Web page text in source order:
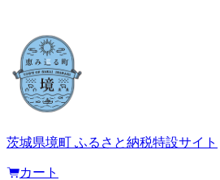
茨城県境町 ふるさと納税特設サイト
カート